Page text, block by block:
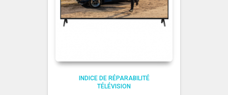
INDICE DE RÉPARABILITÉ
TÉLÉVISION